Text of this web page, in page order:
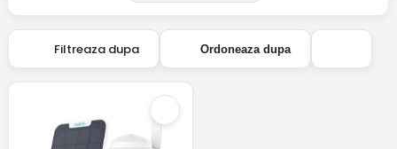
Filtreaza dupa Ordoneaza dupa